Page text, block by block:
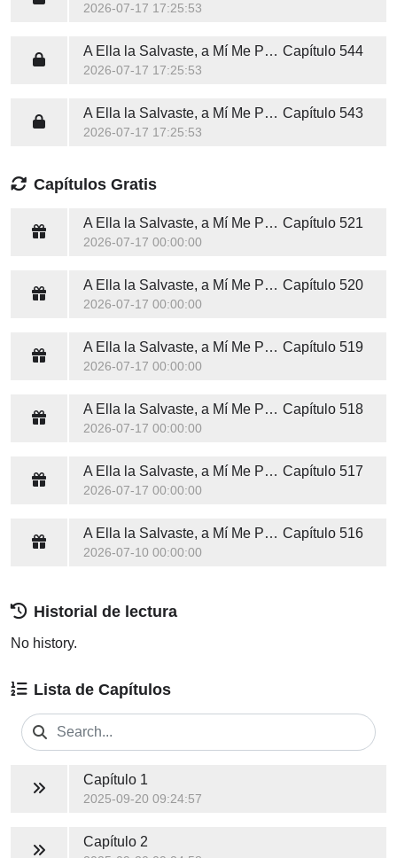
2026-07-17 17:25:53
A Ella la Salvaste, a Mí Me Perdiste Capítulo 544
2026-07-17 17:25:53
A Ella la Salvaste, a Mí Me Perdiste Capítulo 543
2026-07-17 17:25:53
Capítulos Gratis
A Ella la Salvaste, a Mí Me Perdiste Capítulo 521
2026-07-17 00:00:00
A Ella la Salvaste, a Mí Me Perdiste Capítulo 520
2026-07-17 00:00:00
A Ella la Salvaste, a Mí Me Perdiste Capítulo 519
2026-07-17 00:00:00
A Ella la Salvaste, a Mí Me Perdiste Capítulo 518
2026-07-17 00:00:00
A Ella la Salvaste, a Mí Me Perdiste Capítulo 517
2026-07-17 00:00:00
A Ella la Salvaste, a Mí Me Perdiste Capítulo 516
2026-07-10 00:00:00
Historial de lectura
No history.
Lista de Capítulos
Capítulo 1
2025-09-20 09:24:57
Capítulo 2